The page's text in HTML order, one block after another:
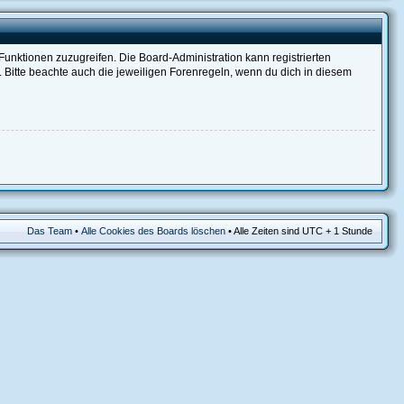
zuzugreifen. Die Board-Administration kann registrierten
beachte auch die jeweiligen Forenregeln, wenn du dich in diesem
Das Team• Alle Cookies des Boards löschen• Alle Zeiten sind UTC + 1 Stunde